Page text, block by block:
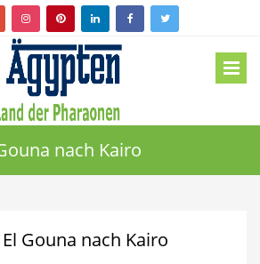
nach Kairo
Gouna nach Kairo